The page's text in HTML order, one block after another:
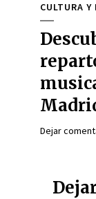
CULTURA
Dejar